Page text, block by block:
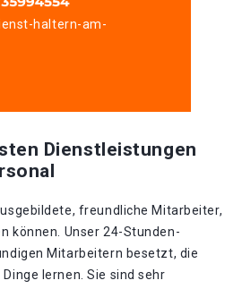
haltern-am-
Dienstleistungen
freundliche Mitarbeiter,
können. Unser 24-Stunden-
Mitarbeitern besetzt, die
lernen. Sie sind sehr